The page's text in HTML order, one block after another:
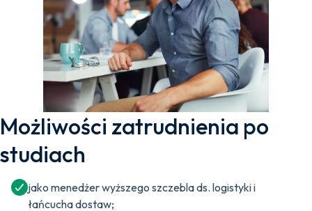
Możliwości zatrudnienia po
studiach
jako menedżer wyższego szczebla ds. logistyki i
łańcucha dostaw;